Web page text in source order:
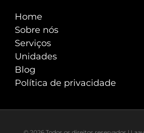
Home
Sobre nós
Serviços
Unidades
Blog
Política de privacidade